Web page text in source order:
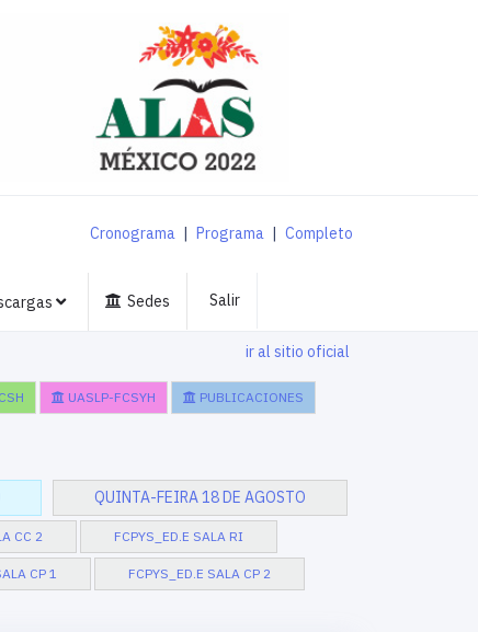
Cronograma | Programa | Completo
Sedes Salir
ir al sitio oficial
UASLP-FCSYH PUBLICACIONES
QUINTA-FEIRA 18 DE AGOSTO
CC 2 FCPYS_ED.E SALA RI
CP 1 FCPYS_ED.E SALA CP 2